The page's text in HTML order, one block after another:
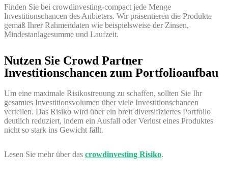
Finden Sie bei crowdinvesting-compact jede Menge
Investitionschancen des Anbieters. Wir präsentieren die Produkte
gemäß Ihrer Rahmendaten wie beispielsweise der Zinsen,
Mindestanlagesumme und Laufzeit.
Nutzen Sie Crowd Partner
Investitionschancen zum Portfolioaufbau
Um eine maximale Risikostreuung zu schaffen, sollten Sie Ihr
gesamtes Investitionsvolumen über viele Investitionschancen
verteilen. Das Risiko wird über ein breit diversifiziertes Portfolio
deutlich reduziert, indem ein Ausfall oder Verlust eines Produktes
nicht so stark ins Gewicht fällt.
Lesen Sie mehr über das crowdinvesting Risiko.